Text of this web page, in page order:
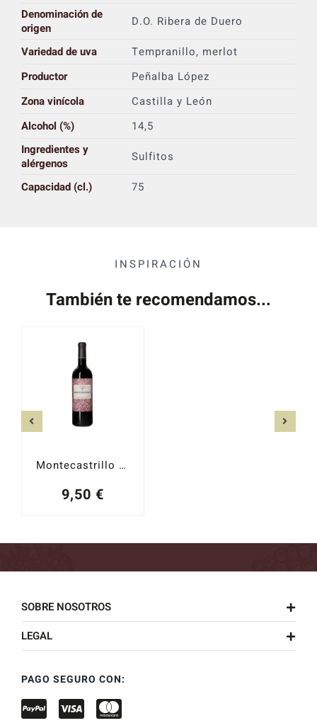
Denominación de
origen
D.O. Ribera de Duero
Variedad de uva
Tempranillo, merlot
Productor
Peñalba López
Zona vinícola
Castilla y León
Alcohol (%)
14,5
Ingredientes y
alérgenos
Sulfitos
Capacidad (cl.)
75
INSPIRACIÓN
También te recomendamos...
Montecastrillo 2024
9,50 €
SOBRE NOSOTROS
LEGAL
PAGO SEGURO CON: